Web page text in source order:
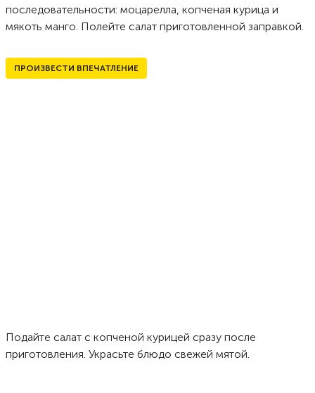
последовательности: моцарелла, копченая курица и
мякоть манго. Полейте салат приготовленной заправкой.
ПРОИЗВЕСТИ ВПЕЧАТЛЕНИЕ
Подайте салат с копченой курицей сразу после
приготовления. Украсьте блюдо свежей мятой.